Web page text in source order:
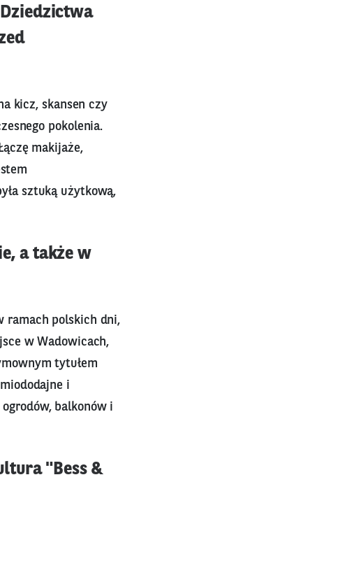
kicz, skansen czy
pokolenia.
makijaże,
sztuką użytkową,
a także w
ramach polskich dni,
w Wadowicach,
tytułem
i
balkonów i
"Bess &